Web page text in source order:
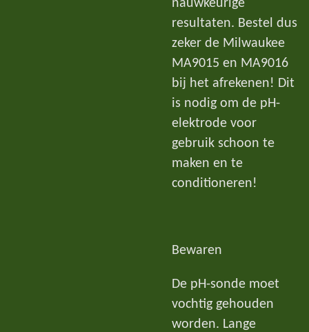
nauwkeurige
resultaten. Bestel dus
zeker de Milwaukee
MA9015 en MA9016
bij het afrekenen! Dit
is nodig om de pH-
elektrode voor
gebruik schoon te
maken en te
conditioneren!
Bewaren
De pH-sonde moet
vochtig gehouden
worden. Lange